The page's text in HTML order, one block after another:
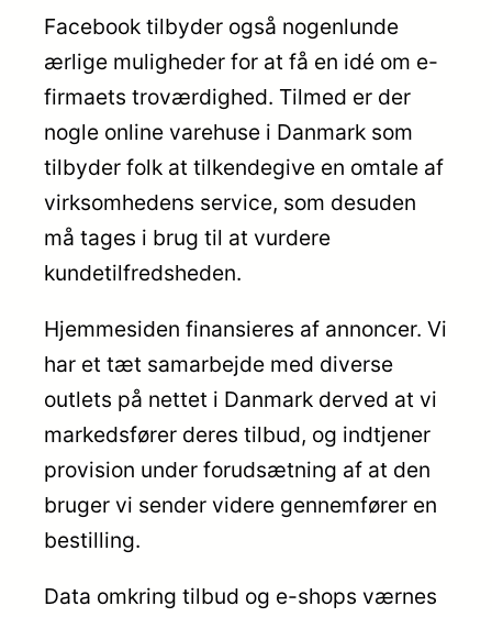
Facebook tilbyder også nogenlunde
ærlige muligheder for at få en idé om e-
firmaets troværdighed. Tilmed er der
nogle online varehuse i Danmark som
tilbyder folk at tilkendegive en omtale af
virksomhedens service, som desuden
må tages i brug til at vurdere
kundetilfredsheden.
Hjemmesiden finansieres af annoncer. Vi
har et tæt samarbejde med diverse
outlets på nettet i Danmark derved at vi
markedsfører deres tilbud, og indtjener
provision under forudsætning af at den
bruger vi sender videre gennemfører en
bestilling.
Data omkring tilbud og e-shops værnes